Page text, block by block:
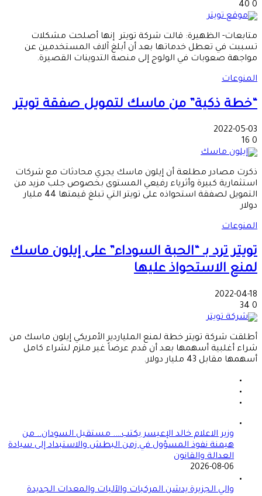
0
متابعات- الظهيرة: قالت شركة تويتر إنها أصلحت مشكلات
تسببت في تعطل خدماتها بعد أن أبلغ آلاف المستخدمين عن
مواجهة صعوبات في الولوج إلى منصة التدوينات القصيرة.
المنوعات
“خطة ذكية” من ماسك لتمويل صفقة تويتر
2022-05-03
0
ذكرت مصادر مطلعة أن إيلون ماسك يجري محادثات مع شركات
استثمارية كبيرة وأثرياء رفيعي المستوى بخصوص جلب مزيد من
التمويل لصفقة استحواذه على تويتر التي تبلغ قيمتها 44 مليار
دولار
المنوعات
تويتر ترد بـ “الحبة السوداء” على إيلون ماسك
لمنع الاستحواذ عليها
2022-04-18
0
أطلقت شركة تويتر خطة لمنع الملياردير الأمريكي إيلون ماسك من
شراء أغلبية أسهمها بعد أن قدم عرضاً غير ملزم لشراء كامل
أسهمها مقابل 43 مليار دولار.
وزير الاعلام خالد الإعيسر يكتب…. مستقبل السودان.. من
هيمنة نفوذ المسؤول في زمن البطش والاستبداد إلى سيادة
العدالة والقانون
2026-08-06
والي الجزيرة يدشن المركبات والآليات والمعدات الجديدة